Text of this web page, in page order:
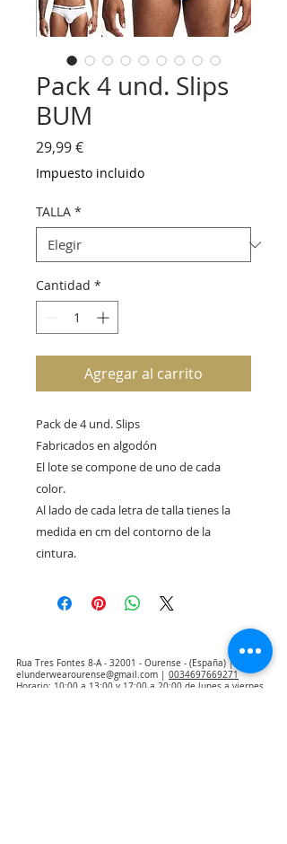
Pack 4 und. Slips
BUM
29,99 €Precio
Impuesto incluido
TALLA *
Cantidad *
Agregar al carrito
Pack de 4 und. Slips
Fabricados en algodón
El lote se compone de uno de cada
color.
Al lado de cada letra de talla tienes la
medida en cm del contorno de la
cintura.
Rua Tres Fontes 8-A - 32001 - Ourense - (España) |
elunderwearourense@gmail.com
0034697669271
Horario: 10:00 a 13:00 y 17:00 a 20:00 de lunes a viernes